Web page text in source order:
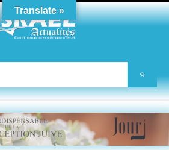
Translate »